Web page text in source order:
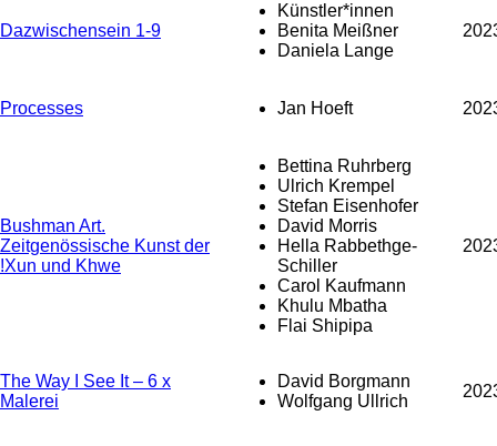
Dazwischensein 1-9
Künstler*innen
Benita Meißner
Daniela Lange
Processes Jan Hoeft
Bushman Art.
Zeitgenössische Kunst der
!Xun und Khwe
Bettina Ruhrberg
Ulrich Krempel
Stefan Eisenhofer
David Morris
Hella Rabbethge-
Schiller
Carol Kaufmann
Khulu Mbatha
Flai Shipipa
The Way I See It – 6 x
Malerei
David Borgmann
Wolfgang Ullrich